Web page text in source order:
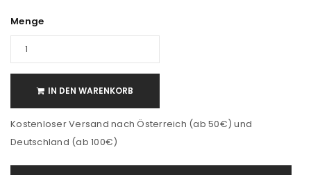
Menge
IN DEN WARENKORB
Kostenloser Versand nach Österreich (ab 50€) und
Deutschland (ab 100€)